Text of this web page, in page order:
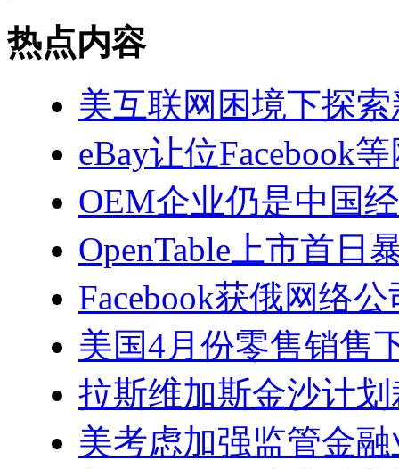
热点内容
美互联网困境下探
eBay让位Facebook
OEM企业仍是中国
OpenTable上市首日
Facebook获俄网络
美国4月份零售销售
拉斯维加斯金沙计划
美考虑加强监管金